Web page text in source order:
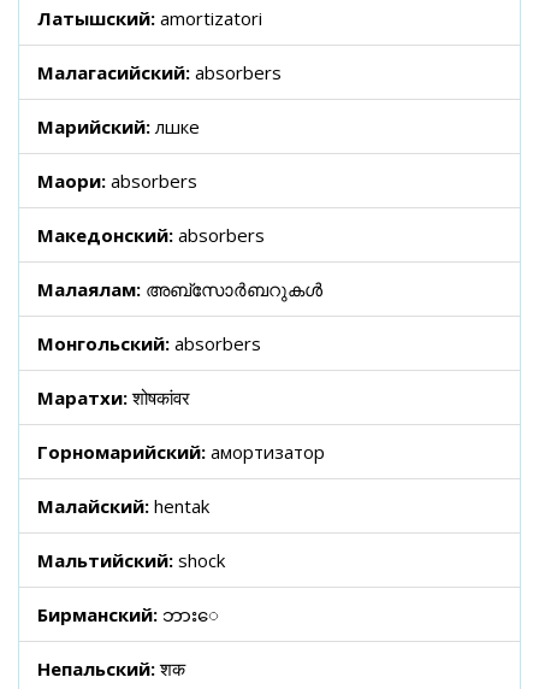
Латышский: amortizatori
Малагасийский: absorbers
Марийский:лӱшке
Маори: absorbers
Македонский: absorbers
Малаялам: അബ്സോർബറുകൾ
Монгольский: absorbers
Маратхи:शोषकांवर
Горномарийский: амортизатор
Малайский: hentak
Мальтийский: shock
Бирманский: ဘားေ
Непальский:शक